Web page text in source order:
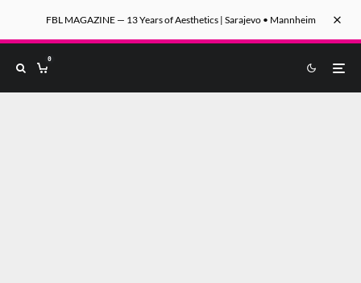
FBL MAGAZINE — 13 Years of Aesthetics | Sarajevo • Mannheim
0